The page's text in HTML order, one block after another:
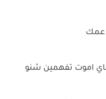
عمك
اموت تفهمين شنو